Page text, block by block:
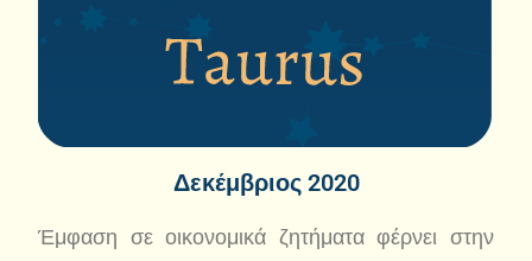
Δεκέμβριος 2020
Έμφαση σε οικονομικά ζητήματα φέρνει στην